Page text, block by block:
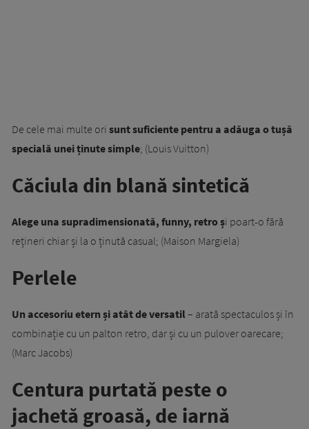
De cele mai multe ori sunt suficiente pentru a adăuga o tușă
specială unei ținute simple; (Louis Vuitton)
Căciula din blană sintetică
Alege una supradimensionată, funny, retro și poart-o fără
rețineri chiar și la o ținută casual; (Maison Margiela)
Perlele
Un accesoriu etern și atât de versatil– arată spectaculos și în
combinație cu un palton retro, dar și cu un pulover oarecare;
(Marc Jacobs)
Centura purtată peste o
jachetă groasă, de iarnă